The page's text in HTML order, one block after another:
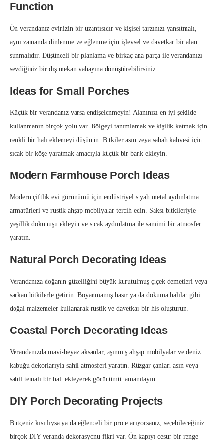
Function
Ön verandanız evinizin bir uzantısıdır ve kişisel tarzınızı yansıtmalı,
aynı zamanda dinlenme ve eğlenme için işlevsel ve davetkar bir alan
sunmalıdır. Düşünceli bir planlama ve birkaç ana parça ile verandanızı
sevdiğiniz bir dış mekan vahayına dönüştürebilirsiniz.
Ideas for Small Porches
Küçük bir verandanız varsa endişelenmeyin! Alanınızı en iyi şekilde
kullanmanın birçok yolu var. Bölgeyi tanımlamak ve kişilik katmak için
renkli bir halı eklemeyi düşünün. Bitkiler asın veya sabah kahvesi için
sıcak bir köşe yaratmak amacıyla küçük bir bank ekleyin.
Modern Farmhouse Porch Ideas
Modern çiftlik evi görünümü için endüstriyel siyah metal aydınlatma
armatürleri ve rustik ahşap mobilyalar tercih edin. Saksı bitkileriyle
yeşillik dokunuşu ekleyin ve sıcak aydınlatma ile samimi bir atmosfer
yaratın.
Natural Porch Decorating Ideas
Verandanıza doğanın güzelliğini büyük kurutulmuş çiçek demetleri veya
sarkan bitkilerle getirin. Boyanmamış hasır ya da dokuma halılar gibi
doğal malzemeler kullanarak rustik ve davetkar bir his oluşturun.
Coastal Porch Decorating Ideas
Verandanızda mavi‑beyaz aksanlar, aşınmış ahşap mobilyalar ve deniz
kabuğu dekorlarıyla sahil atmosferi yaratın. Rüzgar çanları asın veya
sahil temalı bir halı ekleyerek görünümü tamamlayın.
DIY Porch Decorating Projects
Bütçeniz kısıtlıysa ya da eğlenceli bir proje arıyorsanız, seçebileceğiniz
birçok DIY veranda dekorasyonu fikri var. Ön kapıyı cesur bir renge